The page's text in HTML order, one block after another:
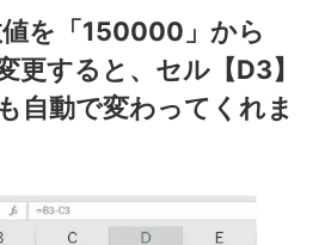
を「150000」から
更すると、セル【D3】
自動で変わってくれま